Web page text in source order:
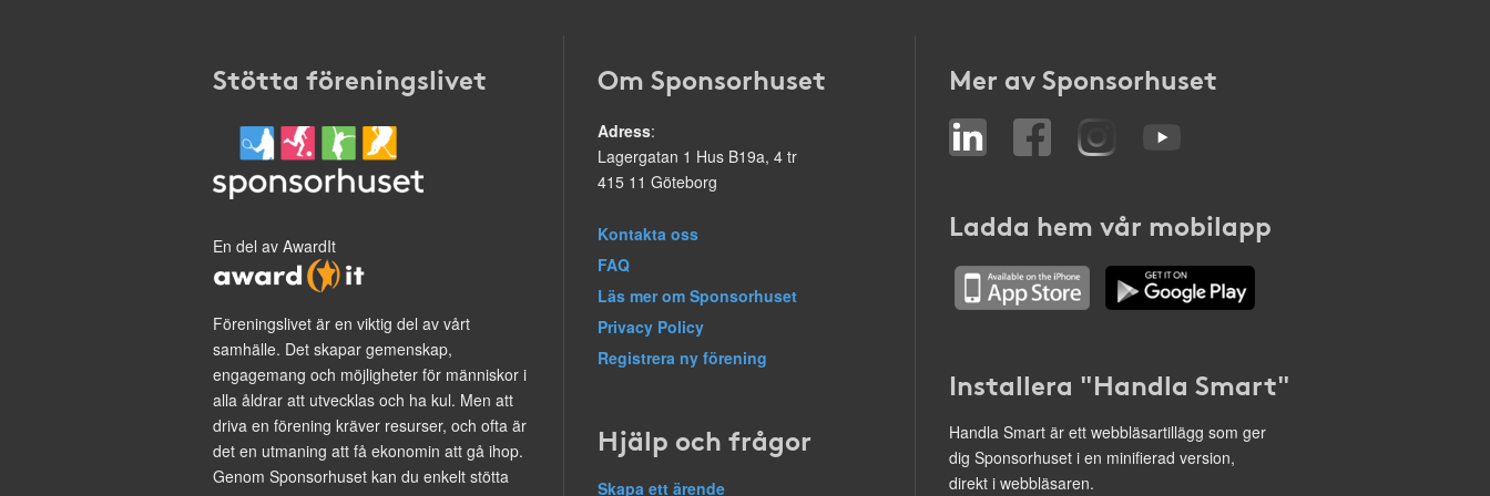
Stötta föreningslivet
En del av AwardIt
Föreningslivet är en viktig del av vårt
samhälle. Det skapar gemenskap,
engagemang och möjligheter för människor i
alla åldrar att utvecklas och ha kul. Men att
driva en förening kräver resurser, och ofta är
det en utmaning att få ekonomin att gå ihop.
Genom Sponsorhuset kan du enkelt stötta
Om Sponsorhuset
Adress:
Lagergatan 1 Hus B19a, 4 tr
415 11 Göteborg
Kontakta oss
FAQ
Läs mer om Sponsorhuset
Privacy Policy
Registrera ny förening
Hjälp och frågor
Skapa ett ärende
Mer av Sponsorhuset
Ladda hem vår mobilapp
Installera "Handla Smart"
Handla Smart är ett webbläsartillägg som ger
dig Sponsorhuset i en minifierad version,
direkt i webbläsaren.